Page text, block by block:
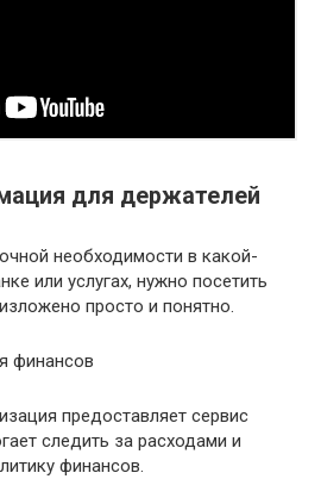
для держателей
необходимости в какой-
или услугах, нужно посетить
просто и понятно.
предоставляет сервис
следить за расходами и
финансов.